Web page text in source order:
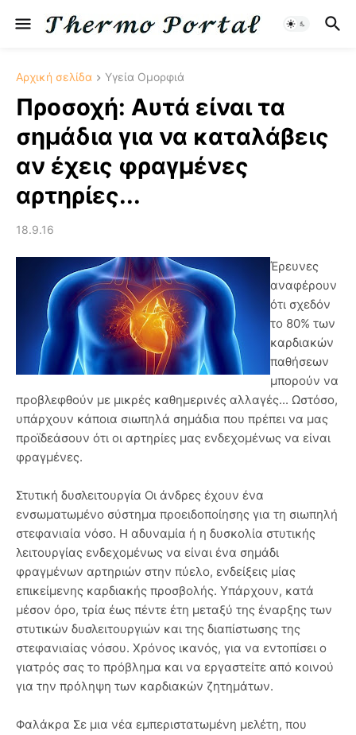
Αρχική σελίδα Υγεία Ομορφιά
Προσοχή: Αυτά είναι τα
σημάδια για να καταλάβεις
αν έχεις φραγμένες
αρτηρίες...
18.9.16
Έρευνες
αναφέρουν
ότι σχεδόν
το 80% των
καρδιακών
παθήσεων
μπορούν να
προβλεφθούν με μικρές καθημερινές αλλαγές... Ωστόσο,
υπάρχουν κάποια σιωπηλά σημάδια που πρέπει να μας
προϊδεάσουν ότι οι αρτηρίες μας ενδεχομένως να είναι
φραγμένες.
Στυτική δυσλειτουργία Οι άνδρες έχουν ένα
ενσωματωμένο σύστημα προειδοποίησης για τη σιωπηλή
στεφανιαία νόσο. Η αδυναμία ή η δυσκολία στυτικής
λειτουργίας ενδεχομένως να είναι ένα σημάδι
φραγμένων αρτηριών στην πύελο, ενδείξεις μίας
επικείμενης καρδιακής προσβολής. Υπάρχουν, κατά
μέσον όρο, τρία έως πέντε έτη μεταξύ της έναρξης των
στυτικών δυσλειτουργιών και της διαπίστωσης της
στεφανιαίας νόσου. Χρόνος ικανός, για να εντοπίσει ο
γιατρός σας το πρόβλημα και να εργαστείτε από κοινού
για την πρόληψη των καρδιακών ζητημάτων.
Φαλάκρα Σε μια νέα εμπεριστατωμένη μελέτη, που